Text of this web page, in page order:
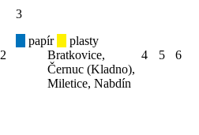
2
3
papír
plasty
Bratkovice,
Černuc (Kladno),
Miletice, Nabdín
4 5 6